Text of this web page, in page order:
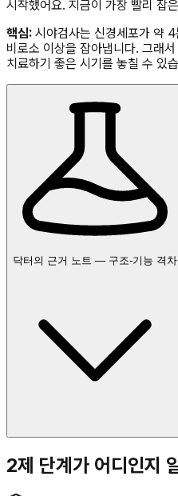
시작했어요. 지금이 가장 빨리 잡
핵심: 시야검사는 신경세포가 약
비로소 이상을 잡아냅니다. 그래
치료하기 좋은 시기를 놓칠 수 있
닥터의 근거 노트 — 구조-기능 격차
2제 단계가 어디인지